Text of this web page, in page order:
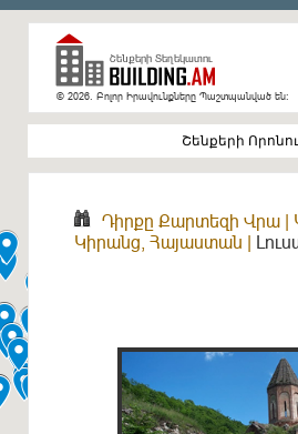
© 2026. Բոլոր Իրավունքները Պաշտպանված են։
Դիրքը Քարտեզի Վրա |
Կիրանց, Հայաստան |